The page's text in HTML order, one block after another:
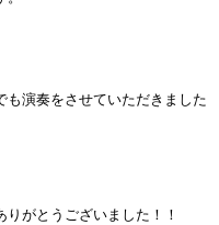
演奏をさせていただきました
がとうございました！！